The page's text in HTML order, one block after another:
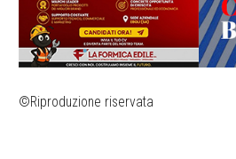
©Riproduzione riservata